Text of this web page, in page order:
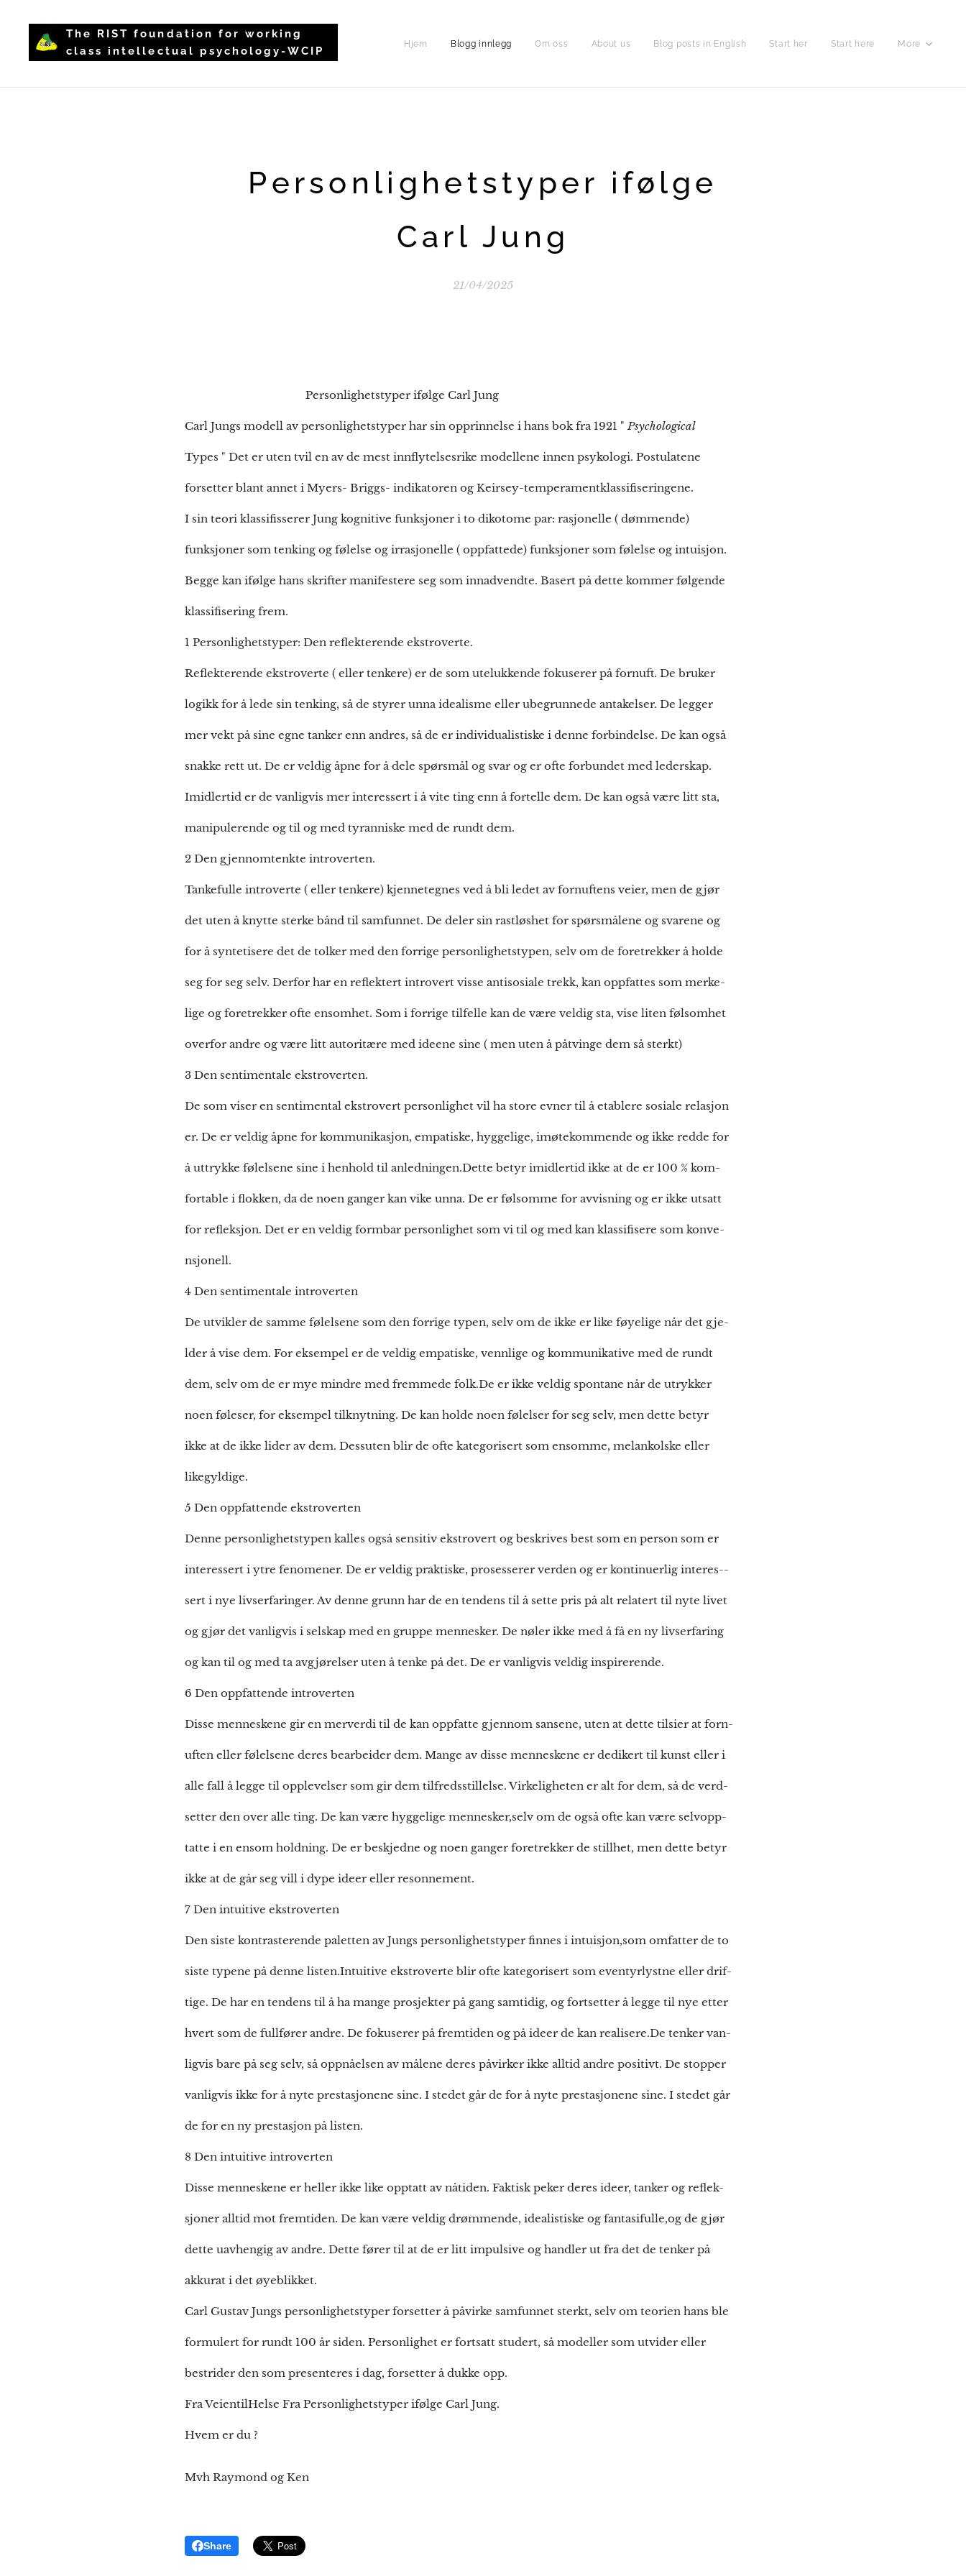
The RIST foundation for working
class intellectual psychology-WCIP
Hjem Blogg innlegg Om oss About us Blog posts in English Start her Start here More
Personlighetstyper ifølge
Carl Jung
21/04/2025
Personlighetstyper ifølge Carl Jung
Carl Jungs modell av personlighetstyper har sin opprinnelse i hans bok fra 1921 "Psychological
Types " Det er uten tvil en av de mest innflytelsesrike modellene innen psykologi. Postulatene
forsetter blant annet i Myers- Briggs- indikatoren og Keirsey-temperamentklassifiseringene.
I sin teori klassifisserer Jung kognitive funksjoner i to dikotome par: rasjonelle ( dømmende)
funksjoner som tenking og følelse og irrasjonelle ( oppfattede) funksjoner som følelse og intuisjon.
Begge kan ifølge hans skrifter manifestere seg som innadvendte. Basert på dette kommer følgende
klassifisering frem.
1 Personlighetstyper: Den reflekterende ekstroverte.
Reflekterende ekstroverte ( eller tenkere) er de som utelukkende fokuserer på fornuft. De bruker
logikk for å lede sin tenking, så de styrer unna idealisme eller ubegrunnede antakelser. De legger
mer vekt på sine egne tanker enn andres, så de er individualistiske i denne forbindelse. De kan også
snakke rett ut. De er veldig åpne for å dele spørsmål og svar og er ofte forbundet med lederskap.
Imidlertid er de vanligvis mer interessert i å vite ting enn å fortelle dem. De kan også være litt sta,
manipulerende og til og med tyranniske med de rundt dem.
2 Den gjennomtenkte introverten.
Tankefulle introverte ( eller tenkere) kjennetegnes ved å bli ledet av fornuftens veier, men de gjør
det uten å knytte sterke bånd til samfunnet. De deler sin rastløshet for spørsmålene og svarene og
for å syntetisere det de tolker med den forrige personlighetstypen, selv om de foretrekker å holde
seg for seg selv. Derfor har en reflektert introvert visse antisosiale trekk, kan oppfattes som merke-
lige og foretrekker ofte ensomhet. Som i forrige tilfelle kan de være veldig sta, vise liten følsomhet
overfor andre og være litt autoritære med ideene sine ( men uten å påtvinge dem så sterkt)
3 Den sentimentale ekstroverten.
De som viser en sentimental ekstrovert personlighet vil ha store evner til å etablere sosiale relasjon
er. De er veldig åpne for kommunikasjon, empatiske, hyggelige, imøtekommende og ikke redde for
å uttrykke følelsene sine i henhold til anledningen.Dette betyr imidlertid ikke at de er 100 % kom-
fortable i flokken, da de noen ganger kan vike unna. De er følsomme for avvisning og er ikke utsatt
for refleksjon. Det er en veldig formbar personlighet som vi til og med kan klassifisere som konve-
nsjonell.
4 Den sentimentale introverten
De utvikler de samme følelsene som den forrige typen, selv om de ikke er like føyelige når det gje-
lder å vise dem. For eksempel er de veldig empatiske, vennlige og kommunikative med de rundt
dem, selv om de er mye mindre med fremmede folk.De er ikke veldig spontane når de utrykker
noen føleser, for eksempel tilknytning. De kan holde noen følelser for seg selv, men dette betyr
ikke at de ikke lider av dem. Dessuten blir de ofte kategorisert som ensomme, melankolske eller
likegyldige.
5 Den oppfattende ekstroverten
Denne personlighetstypen kalles også sensitiv ekstrovert og beskrives best som en person som er
interessert i ytre fenomener. De er veldig praktiske, prosesserer verden og er kontinuerlig interes--
sert i nye livserfaringer. Av denne grunn har de en tendens til å sette pris på alt relatert til nyte livet
og gjør det vanligvis i selskap med en gruppe mennesker. De nøler ikke med å få en ny livserfaring
og kan til og med ta avgjørelser uten å tenke på det. De er vanligvis veldig inspirerende.
6 Den oppfattende introverten
Disse menneskene gir en merverdi til de kan oppfatte gjennom sansene, uten at dette tilsier at forn-
uften eller følelsene deres bearbeider dem. Mange av disse menneskene er dedikert til kunst eller i
alle fall å legge til opplevelser som gir dem tilfredsstillelse. Virkeligheten er alt for dem, så de verd-
setter den over alle ting. De kan være hyggelige mennesker,selv om de også ofte kan være selvopp-
tatte i en ensom holdning. De er beskjedne og noen ganger foretrekker de stillhet, men dette betyr
ikke at de går seg vill i dype ideer eller resonnement.
7 Den intuitive ekstroverten
Den siste kontrasterende paletten av Jungs personlighetstyper finnes i intuisjon,som omfatter de to
siste typene på denne listen.Intuitive ekstroverte blir ofte kategorisert som eventyrlystne eller drif-
tige. De har en tendens til å ha mange prosjekter på gang samtidig, og fortsetter å legge til nye etter
hvert som de fullfører andre. De fokuserer på fremtiden og på ideer de kan realisere.De tenker van-
ligvis bare på seg selv, så oppnåelsen av målene deres påvirker ikke alltid andre positivt. De stopper
vanligvis ikke for å nyte prestasjonene sine. I stedet går de for å nyte prestasjonene sine. I stedet går
de for en ny prestasjon på listen.
8 Den intuitive introverten
Disse menneskene er heller ikke like opptatt av nåtiden. Faktisk peker deres ideer, tanker og reflek-
sjoner alltid mot fremtiden. De kan være veldig drømmende, idealistiske og fantasifulle,og de gjør
dette uavhengig av andre. Dette fører til at de er litt impulsive og handler ut fra det de tenker på
akkurat i det øyeblikket.
Carl Gustav Jungs personlighetstyper forsetter å påvirke samfunnet sterkt, selv om teorien hans ble
formulert for rundt 100 år siden. Personlighet er fortsatt studert, så modeller som utvider eller
bestrider den som presenteres i dag, forsetter å dukke opp.
Fra VeientilHelse Fra Personlighetstyper ifølge Carl Jung.
Hvem er du ?
Mvh Raymond og Ken
Share